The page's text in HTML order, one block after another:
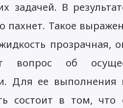
задачей. В
пахнет. Такое
прозрачная,
вопрос об
Для ее
состоит в том,